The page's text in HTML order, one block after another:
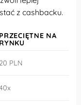
z cashbacku.
PRZECIĘTNE NA
RYNKU
20 PLN